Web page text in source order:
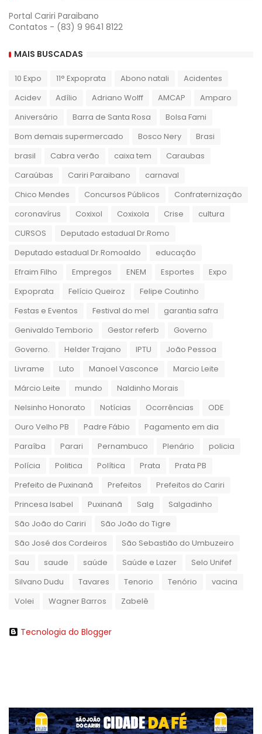
Portal Cariri Paraibano
Contatos - (83) 9 9641 8122
MAIS BUSCADAS
10 Expo 11° Expoprata Abono natali
Acidentes
Acidev
Adílio Adriano Wolff AMCAP
Amparo
Aniversário
Barra de Santa Rosa
Bolsa Fami
Bom demais supermercado
Bosco Nery
Brasi
brasil
Cabra verão caixa tem
Caraubas
Caraúbas
Cariri Paraibano
carnaval
Chico Mendes
Concursos Públicos
Confraternização
coronavírus
Coxixol Coxixola Crise
cultura
CURSOS
Deputado estadual Dr.Romo
Deputado estadual Dr.Romoaldo
educação
Efraim Filho
Empregos ENEM Esportes
Expo
Expoprata
Felício Queiroz
Felipe Coutinho
Festas e Eventos
Festival do mel
garantia safra
Genivaldo Temborio
Gestor referb
Governo
Governo.
Helder Trajano IPTU
João Pessoa
Livrame
Luto Manoel Vasconce
Marcio Leite
Márcio Leite
mundo
Naldinho Morais
Nelsinho Honorato
Notícias Ocorrências
ODE
Ouro Velho PB
Padre Fábio
Pagamento em dia
Paraíba
Parari Pernambuco Plenário
policia
Polícia
Politica Política Prata
Prata PB
Prefeito de Puxinanã
Prefeitos
Prefeitos do Cariri
Princesa Isabel
Puxinanã Salg
Salgadinho
São João do Cariri
São João do Tigre
São José dos Cordeiros
São Sebastião do Umbuzeiro
Sau
saude saúde Saúde e Lazer
Selo Unifef
Silvano Dudu
Tavares Tenorio Tenório
vacina
Volei
Wagner Barros Zabelê
Tecnologia do Blogger